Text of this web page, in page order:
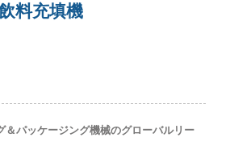
填機
＆パッケージング機械のグローバルリー